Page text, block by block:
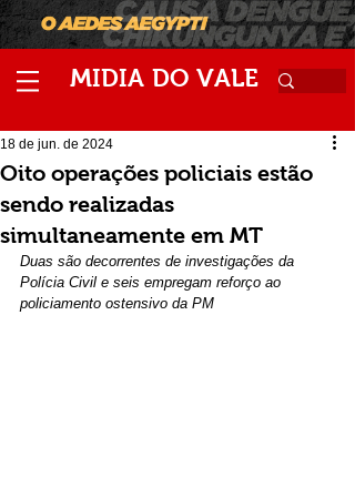
MIDIA DO VALE
Oito operações policiais estão
sendo realizadas
simultaneamente em MT
18 de jun. de 2024
Duas são decorrentes de investigações da
Polícia Civil e seis empregam reforço ao
policiamento ostensivo da PM